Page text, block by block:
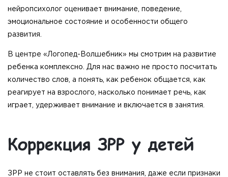
нейропсихолог оценивает внимание, поведение,
эмоциональное состояние и особенности общего
развития.
В центре «Логопед-Волшебник» мы смотрим на развитие
ребенка комплексно. Для нас важно не просто посчитать
количество слов, а понять, как ребенок общается, как
реагирует на взрослого, насколько понимает речь, как
играет, удерживает внимание и включается в занятия.
Коррекция ЗРР у детей
ЗРР не стоит оставлять без внимания, даже если признаки